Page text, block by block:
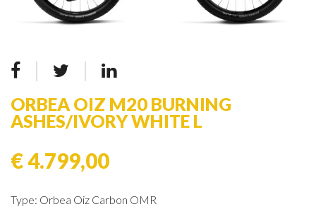
ORBEA OIZ M20 BURNING
ASHES/IVORY WHITE L
€ 4.799,00
Type: Orbea Oiz Carbon OMR